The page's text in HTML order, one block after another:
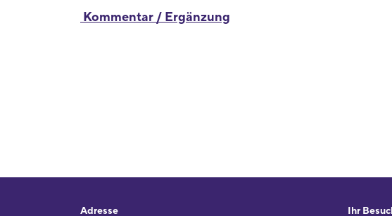
Kommentar / Ergänzung
Adresse Ihr